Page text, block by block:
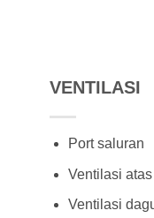
VENTILASI
Port saluran
Ventilasi atas
Ventilasi